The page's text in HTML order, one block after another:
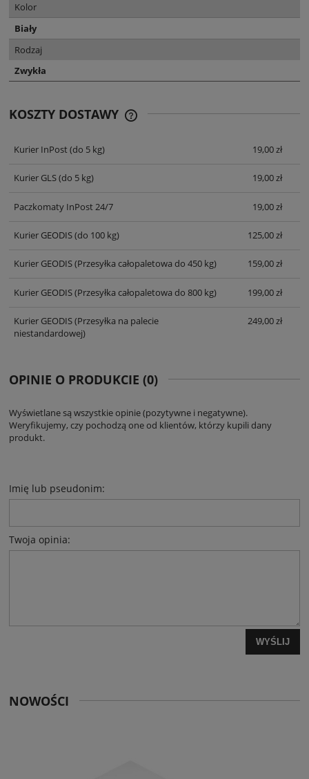
Kolor
Biały
Rodzaj
Zwykła
KOSZTY DOSTAWY
Kurier InPost(do 5 kg) 19,00 zł
Kurier GLS(do 5 kg) 19,00 zł
Paczkomaty InPost 24/7 19,00 zł
Kurier GEODIS(do 100 kg) 125,00 zł
Kurier GEODIS(Przesyłka całopaletowa do 450 kg) 159,00 zł
Kurier GEODIS(Przesyłka całopaletowa do 800 kg) 199,00 zł
Kurier GEODIS(Przesyłka na palecie
niestandardowej)
249,00 zł
OPINIE O PRODUKCIE (0)
Wyświetlane są wszystkie opinie (pozytywne i negatywne).
Weryfikujemy, czy pochodzą one od klientów, którzy kupili dany
produkt.
Imię lub pseudonim:
Twoja opinia:
WYŚLIJ
NOWOŚCI